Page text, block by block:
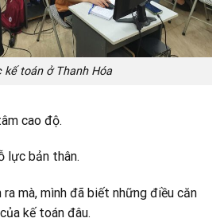
kế toán ở Thanh Hóa
cao độ.
lực bản thân.
mà, mình đã biết những điều căn
kế toán đâu.